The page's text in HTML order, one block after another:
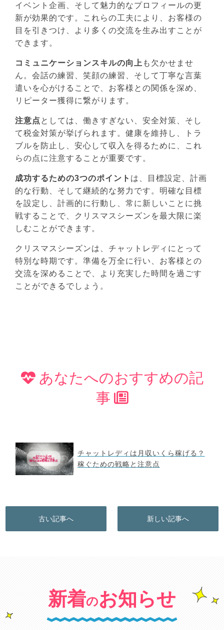
イベント企画、そして魅力的なプロフィールの更
新が効果的です。これらの工夫により、お客様の
目を引きつけ、より多くの交流を生み出すことが
できます。
コミュニケーションスキルの向上 も欠かせませ
ん。会話の練習、笑顔の練習、そして丁寧な言葉
遣いを心がけることで、お客様との関係を深め、
リピーター獲得に繋がります。
注意点 としては、働きすぎない、安全対策、そし
て税金対策が挙げられます。健康を維持し、トラ
ブルを防止し、安心して収入を得るために、これ
らの点に注意することが重要です。
成功するための3つのポイント は、目標設定、計画
的な行動、そして継続的な努力です。明確な目標
を設定し、計画的に行動し、常に新しいことに挑
戦することで、クリスマスシーズンを最大限に楽
しむことができます。
クリスマスシーズンは、チャットレディにとって
特別な時期です。準備を万全に行い、お客様との
交流を深めることで、より充実した時間を過ごす
ことができるでしょう。
あなたへのおすすめの記
事
チャットレディは月収いくら稼げる？
稼ぐための戦略と注意点
古い記事へ 新しい記事へ
新着のお知らせ